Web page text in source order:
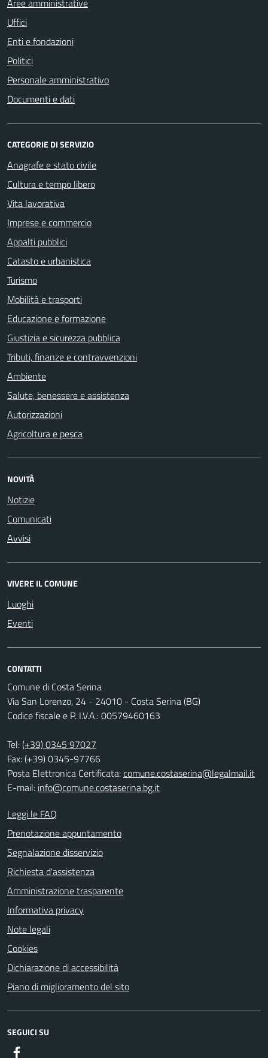
Aree amministrative
Uffici
Enti e fondazioni
Politici
Personale amministrativo
Documenti e dati
CATEGORIE DI SERVIZIO
Anagrafe e stato civile
Cultura e tempo libero
Vita lavorativa
Imprese e commercio
Appalti pubblici
Catasto e urbanistica
Turismo
Mobilità e trasporti
Educazione e formazione
Giustizia e sicurezza pubblica
Tributi, finanze e contravvenzioni
Ambiente
Salute, benessere e assistenza
Autorizzazioni
Agricoltura e pesca
NOVITÀ
Notizie
Comunicati
Avvisi
VIVERE IL COMUNE
Luoghi
Eventi
CONTATTI
Comune di Costa Serina
Via San Lorenzo, 24 - 24010 - Costa Serina (BG)
Codice fiscale e P. I.V.A.: 00579460163
Tel:(+39) 0345 97027
Fax: (+39) 0345-97766
Posta Elettronica Certificata:comune.costaserina@legalmail.it
E-mail: info@comune.costaserina.bg.it
Leggi le FAQ
Prenotazione appuntamento
Segnalazione disservizio
Richiesta d'assistenza
Amministrazione trasparente
Informativa privacy
Note legali
Cookies
Dichiarazione di accessibilità
Piano di miglioramento del sito
SEGUICI SU